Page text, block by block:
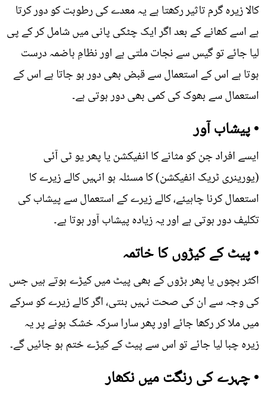
کالا زیرہ گرم تاثیر رکھتا ہے یہ معدے کی رطوبت کو دور کرتا
ہے اسے کھانے کے بعد اگر ایک چٹکی پانی میں شامل کر کے پی
لیا جائے تو گیس سے نجات ملتی ہے اور نظامِ ہاضمہ درست
ہوتا ہے اس کے استعمال سے قبض بھی دور ہو جاتا ہے اس کے
استعمال سے بھوک کی کمی بھی دور ہوتی ہے۔
• پیشاب آور
ایسے افراد جن کو مثانے کا انفیکشن یا پھر یو ٹی آئی
(یورینری ٹریک انفیکشن) کا مسئلہ ہو انہیں کالے زیرے کا
استعمال کرنا چاہیئے، کالے زیرے کے استعمال سے پیشاب کی
تکلیف دور ہوتی ہے اور یہ زیادہ پیشاب آور ہوتا ہے۔
• پیٹ کے کیڑوں کا خاتمہ
اکثر بچوں یا پھر بڑوں کے بھی پیٹ میں کیڑے ہوتے ہیں جس
کی وجہ سے ان کی صحت نہیں بنتی، اگر کالے زیرے کو سرکے
میں ملا کر رکھا جائے اور پھر سارا سرکہ خشک ہونے پر یہ
زیرہ چبا لیا جائے تو اس سے پیٹ کے کیڑے ختم ہو جائیں گے۔
• چہرے کی رنگت میں نکھار